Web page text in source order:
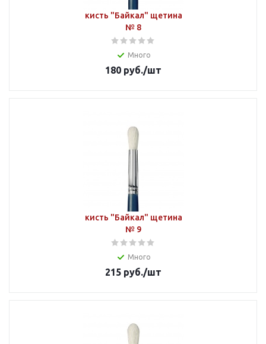
кисть "Байкал" щетина
№ 8
Много
180 руб./шт
кисть "Байкал" щетина
№ 9
Много
215 руб./шт